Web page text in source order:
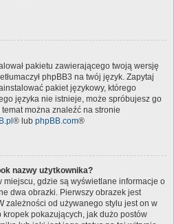
pakietu zawierającego twoją wersję
phpBB3 na twój język. Zapytaj
pakiet językowy, którego
języka nie istnieje, może spróbujesz go
można znaleźć na stronie
® lub phpBB.com®
nazwy użytkownika?
miejscu, gdzie są wyświetlane informacje o
dwa obrazki. Pierwszy obrazek jest
zależności od używanego stylu jest on w
pokazujących, jak dużo postów